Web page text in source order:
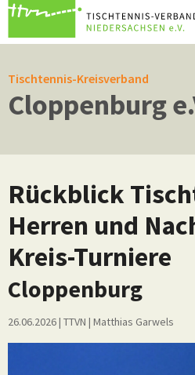
Tischtennis-Kreisverband
Cloppenburg
Rückblick
Herren und
Kreis-Turniere
Cloppenburg
26.06.2026| TTVN | Matthias Garwels